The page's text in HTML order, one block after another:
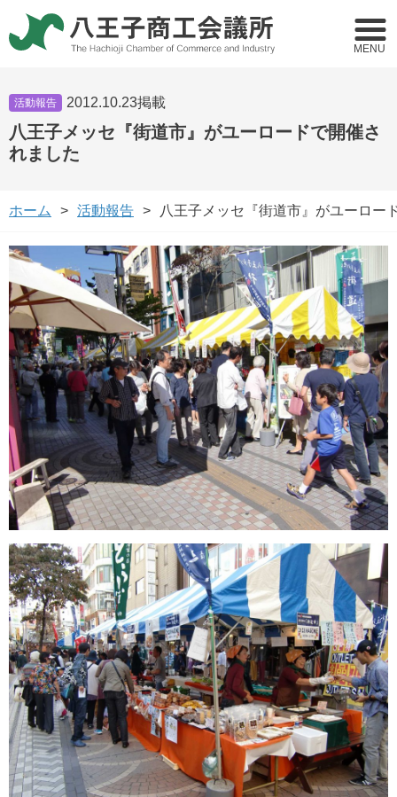
MENU
活動報告 2012.10.23掲載
八王子メッセ『街道市』がユーロードで開催さ
れました
ホーム 活動報告 八王子メッセ『街道市』がユーロー